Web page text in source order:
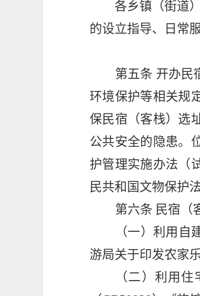
各乡镇（街道
的设立指导、日常
第五条 开办民
环境保护等相关规
保民宿（客栈）选
公共安全的隐患。
护管理实施办法（
民共和国文物保护
第六条 民宿（
（一）利 用自
游局关于印发农家
（二）利用